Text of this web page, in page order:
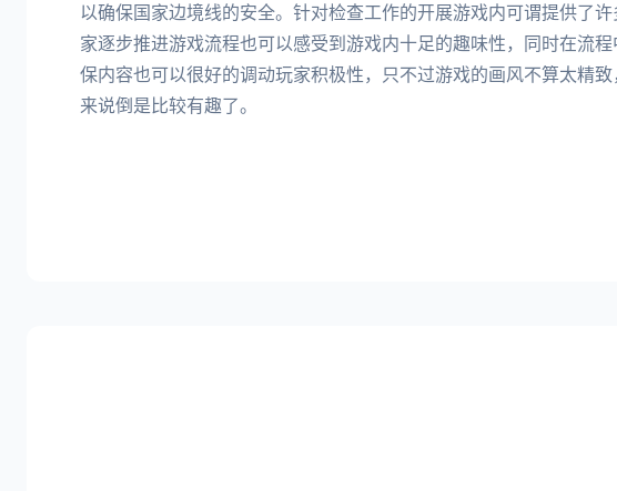
以确保国家边境线的安全。针对检查工作的开展游戏内可谓提供了
家逐步推进游戏流程也可以感受到游戏内十足的趣味性，同时在流
保内容也可以很好的调动玩家积极性，只不过游戏的画风不算太精
来说倒是比较有趣了。